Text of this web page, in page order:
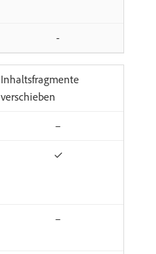
-
Inhaltsfragmente
verschieben
–
✓
–